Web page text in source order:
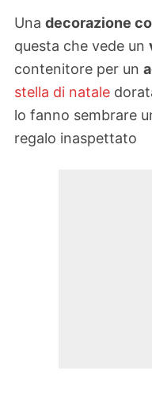
Una decorazione
questa che vede un
contenitore per un
stella di natale
lo fanno sembrare
regalo inaspettato